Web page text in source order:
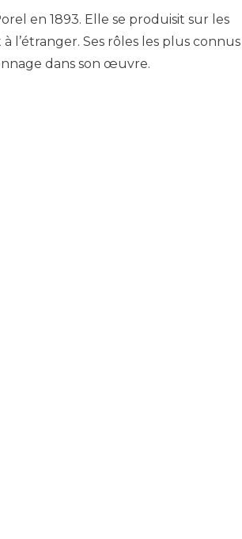
en 1893. Elle se produisit sur les
l’étranger. Ses rôles les plus connus
dans son œuvre.